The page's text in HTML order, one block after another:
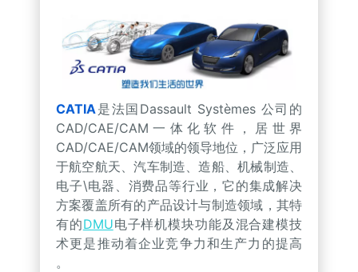
CATIA是法国Dassault Systèmes 公司的
CAD/CAE/CAM一体化软件，居世界
CAD/CAE/CAM领域的领导地位，广泛应用
于航空航天、汽车制造、造船、机械制造、
电子\电器、消费品等行业，它的集成解决
方案覆盖所有的产品设计与制造领域，其特
有的DMU电子样机模块功能及混合建模技
术更是推动着企业竞争力和生产力的提高
。